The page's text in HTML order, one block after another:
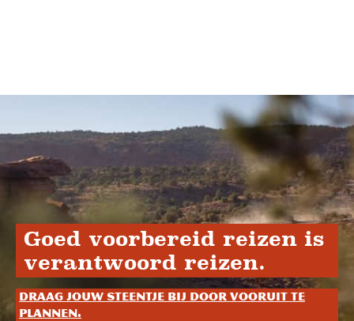
Goed voorbereid reizen is
verantwoord reizen.
Draag jouw steentje bij door vooruit te
plannen.